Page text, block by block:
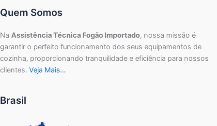
Quem Somos
Na Assistência Técnica Fogão Importado, nossa missão é
garantir o perfeito funcionamento dos seus equipamentos de
cozinha, proporcionando tranquilidade e eficiência para nossos
clientes. Veja Mais…
Brasil